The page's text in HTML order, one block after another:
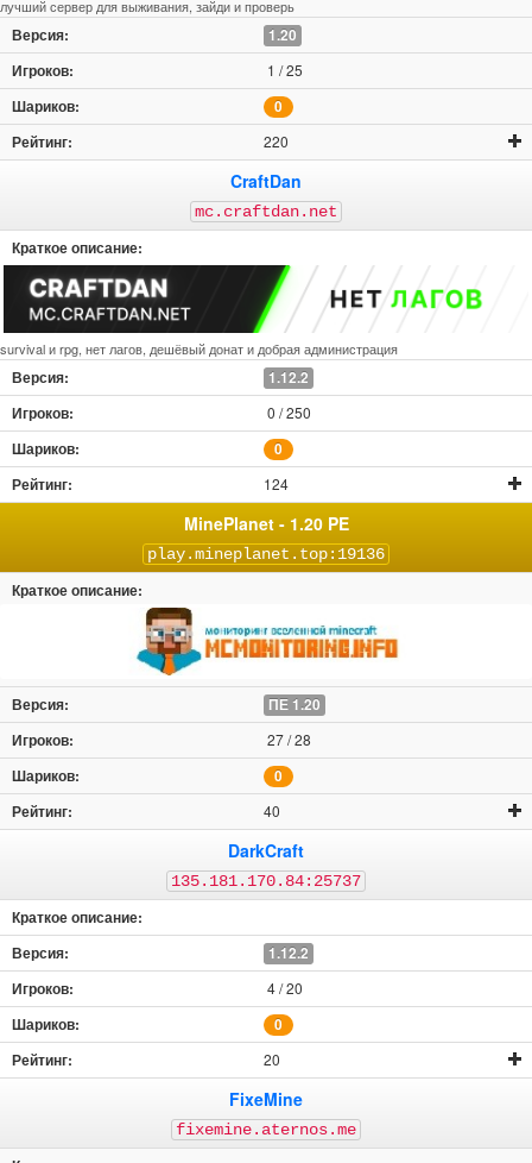
лучший сервер для выживания, зайди и проверь
1.20
1 / 25
0
220
CraftDan
mc.craftdan.net
survival и rpg, нет лагов, дешёвый донат и добрая администрация
1.12.2
0 / 250
0
124
MinePlanet - 1.20 PE
play.mineplanet.top:19136
ПЕ 1.20
27 / 28
0
40
DarkCraft
135.181.170.84:25737
1.12.2
4 / 20
0
20
FixeMine
fixemine.aternos.me